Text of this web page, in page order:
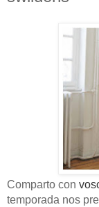
Comparto con
temporada nos